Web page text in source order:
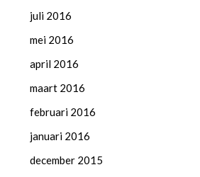
juli 2016
mei 2016
april 2016
maart 2016
februari 2016
januari 2016
december 2015